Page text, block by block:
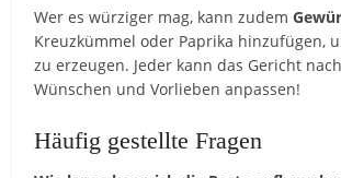
Wer es würziger mag, kann zudem
Kreuzkümmel oder Paprika hinzufügen,
zu erzeugen. Jeder kann das Gericht
Wünschen und Vorlieben anpassen!
Häufig gestellte Fragen